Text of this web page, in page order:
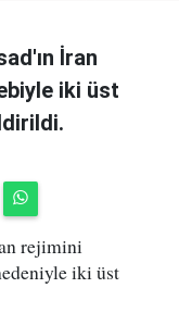
İran
iki üst
rejimini
iki üst